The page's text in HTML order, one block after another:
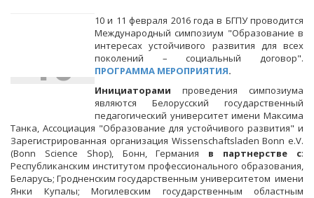
10
10 и 11 февраля 2016 года в БГПУ проводится
Международный симпозиум "Образование в
интересах устойчивого развития для всех
поколений – социальный договор".
ПРОГРАММА МЕРОПРИЯТИЯ.
Инициаторами проведения симпозиума
являются Белорусский государственный
педагогический университет имени Максима
Танка, Ассоциация "Образование для устойчивого развития" и
Зарегистрированная организация Wissenschaftsladen Bonn e.V.
(Bonn Science Shop), Бонн, Германия в партнерстве с:
Республиканским институтом профессионального образования,
Беларусь; Гродненским государственным университетом имени
Янки Купалы; Могилевским государственным областным